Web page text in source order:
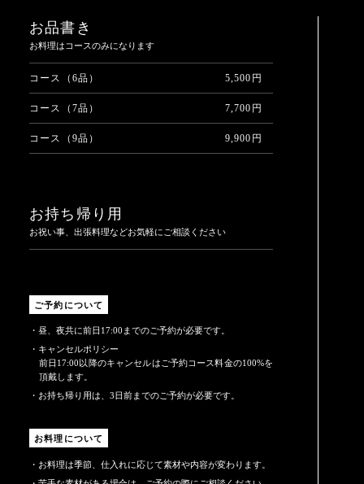
お品書き
お料理はコースのみになります
コース（6品） 5,500円
コース（7品） 7,700円
コース（9品） 9,900円
お持ち帰り用
お祝い事、出張料理などお気軽にご相談ください
ご予約について
・昼、夜共に前日17:00までのご予約が必要です。
・キャンセルポリシー
前日17:00以降のキャンセルはご予約コース料金の100%を
頂戴します。
・お持ち帰り用は、3日前までのご予約が必要です。
お料理について
・お料理は季節、仕入れに応じて素材や内容が変わります。